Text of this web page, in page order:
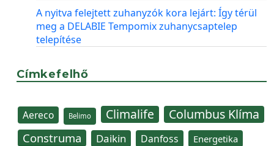
A nyitva felejtett zuhanyzók kora lejárt: Így térül
meg a DELABIE Tempomix zuhanycsaptelep
telepítése
Címkefelhő
Aereco Belimo Climalife Columbus Klíma
Construma Daikin Danfoss Energetika